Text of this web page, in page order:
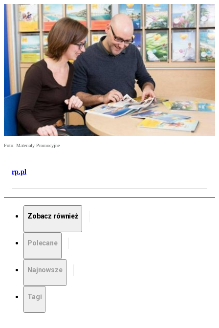
Foto: Materiały Promocyjne
rp.pl
Zobacz również
Polecane
Najnowsze
Tagi